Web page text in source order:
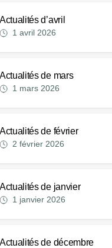
Actualités d’avril
1 avril 2026
Actualités de mars
1 mars 2026
Actualités de février
2 février 2026
Actualités de janvier
1 janvier 2026
Actualités de décembre